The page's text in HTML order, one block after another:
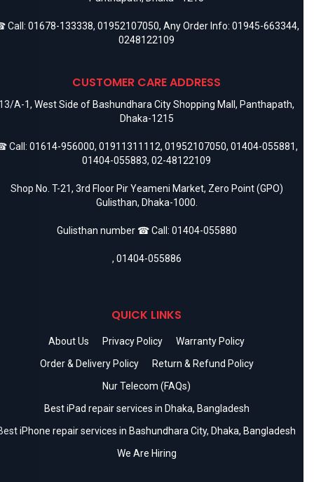
Call: 01678-133338, 01952107050, Any Order Info: 01945-663344,
0248122109
CUSTOMER CARE ADDRESS
A-1, West Side of Bashundhara City Shopping Mall, Panthapath,
Dhaka-1215
Call: 01614-956000, 01911311112, 01952107050, 01404-055881,
01404-055883, 02-48122109
Shop No. T-21, 3rd Floor Pir Yeameni Market, Zero Point (GPO)
Gulisthan, Dhaka-1000.
Gulisthan number ☎ Call: 01404-055880
, 01404-055886
QUICK LINKS
About Us Privacy Policy
Warranty Policy
Order & Delivery Policy
Return & Refund Policy
Nur Telecom (FAQs)
Best iPad repair services in Dhaka, Bangladesh
iPhone repair services in Bashundhara City, Dhaka, Bangladesh
We Are Hiring